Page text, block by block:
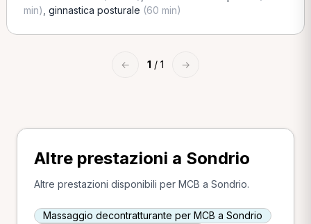
min) ginnastica posturale (60 min)
← 1 / 1 →
Altre prestazioni a Sondrio
Altre prestazioni disponibili per MCB a Sondrio.
Massaggio decontratturante per MCB a Sondrio